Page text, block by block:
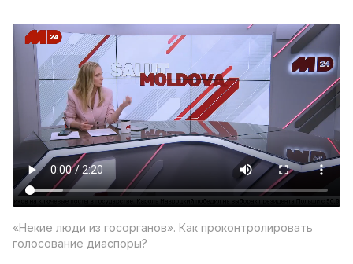
«Некие люди из госорганов». Как проконтролировать
голосование диаспоры?